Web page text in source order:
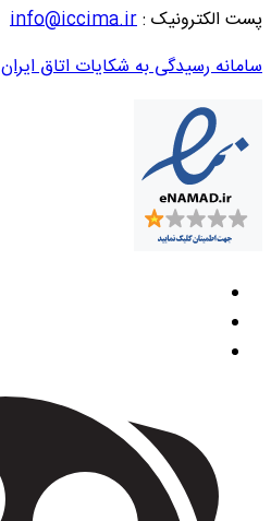
پست الکترونیک :info@iccima.ir
سامانه رسیدگی به شکایات اتاق ایران